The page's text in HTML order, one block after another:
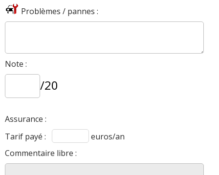
Problèmes / pannes :
Note :
/20
Assurance :
Tarif payé :
euros/an
Commentaire libre :